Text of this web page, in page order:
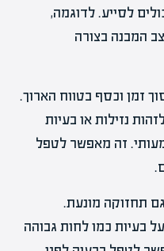
לסייע. לדוגמה,
המבנה בצורה
זמן וכסף בטווח הארוך.
נזילות או בעיות
זה מאפשר לטפל
תחזוקה מונעת.
בעיות כמו לחות גבוהה